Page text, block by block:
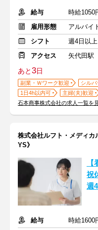
給与
時給
雇用形態
アルバイ
シフト
週4日以
アクセス
矢代田駅
あと3日
副業・Ｗワーク歓迎 シル
1日4h以内可
主婦(夫)歓迎
石本商事株式会社の求人一覧を
株式会社ルフト・メディ
YS》
祝
週
給与
時給1600